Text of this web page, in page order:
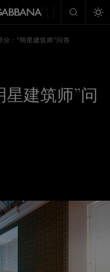
WORLD
分：“明星建筑师”问答
建筑师”问